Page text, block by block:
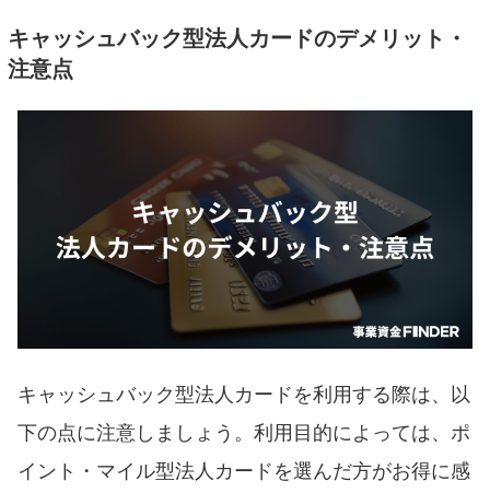
キャッシュバック型法人カードのデメリット・
注意点
キャッシュバック型法人カードを利用する際は、以
下の点に注意しましょう。利用目的によっては、ポ
イント・マイル型法人カードを選んだ方がお得に感